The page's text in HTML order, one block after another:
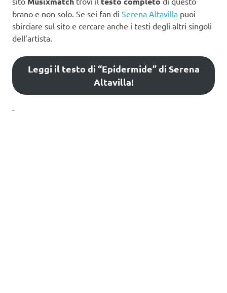
brano e non solo. Se sei fan di Serena Altavilla puoi
sbirciare sul sito e cercare anche i testi degli altri singoli
dell’artista.
Leggi il testo di “Epidermide” di Serena
Altavilla!
-